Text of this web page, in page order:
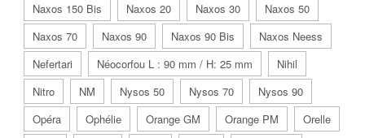
Naxos 150 Bis
Naxos 20 Naxos 30
Naxos 50
Naxos 70
Naxos 90 Naxos 90 Bis
Naxos Neess
Nefertari
Néocorfou L : 90 mm / H: 25 mm
Nihil
Nitro
NM Nysos 50 Nysos 70
Nysos 90
Opéra
Ophélie Orange GM Orange PM
Orelle